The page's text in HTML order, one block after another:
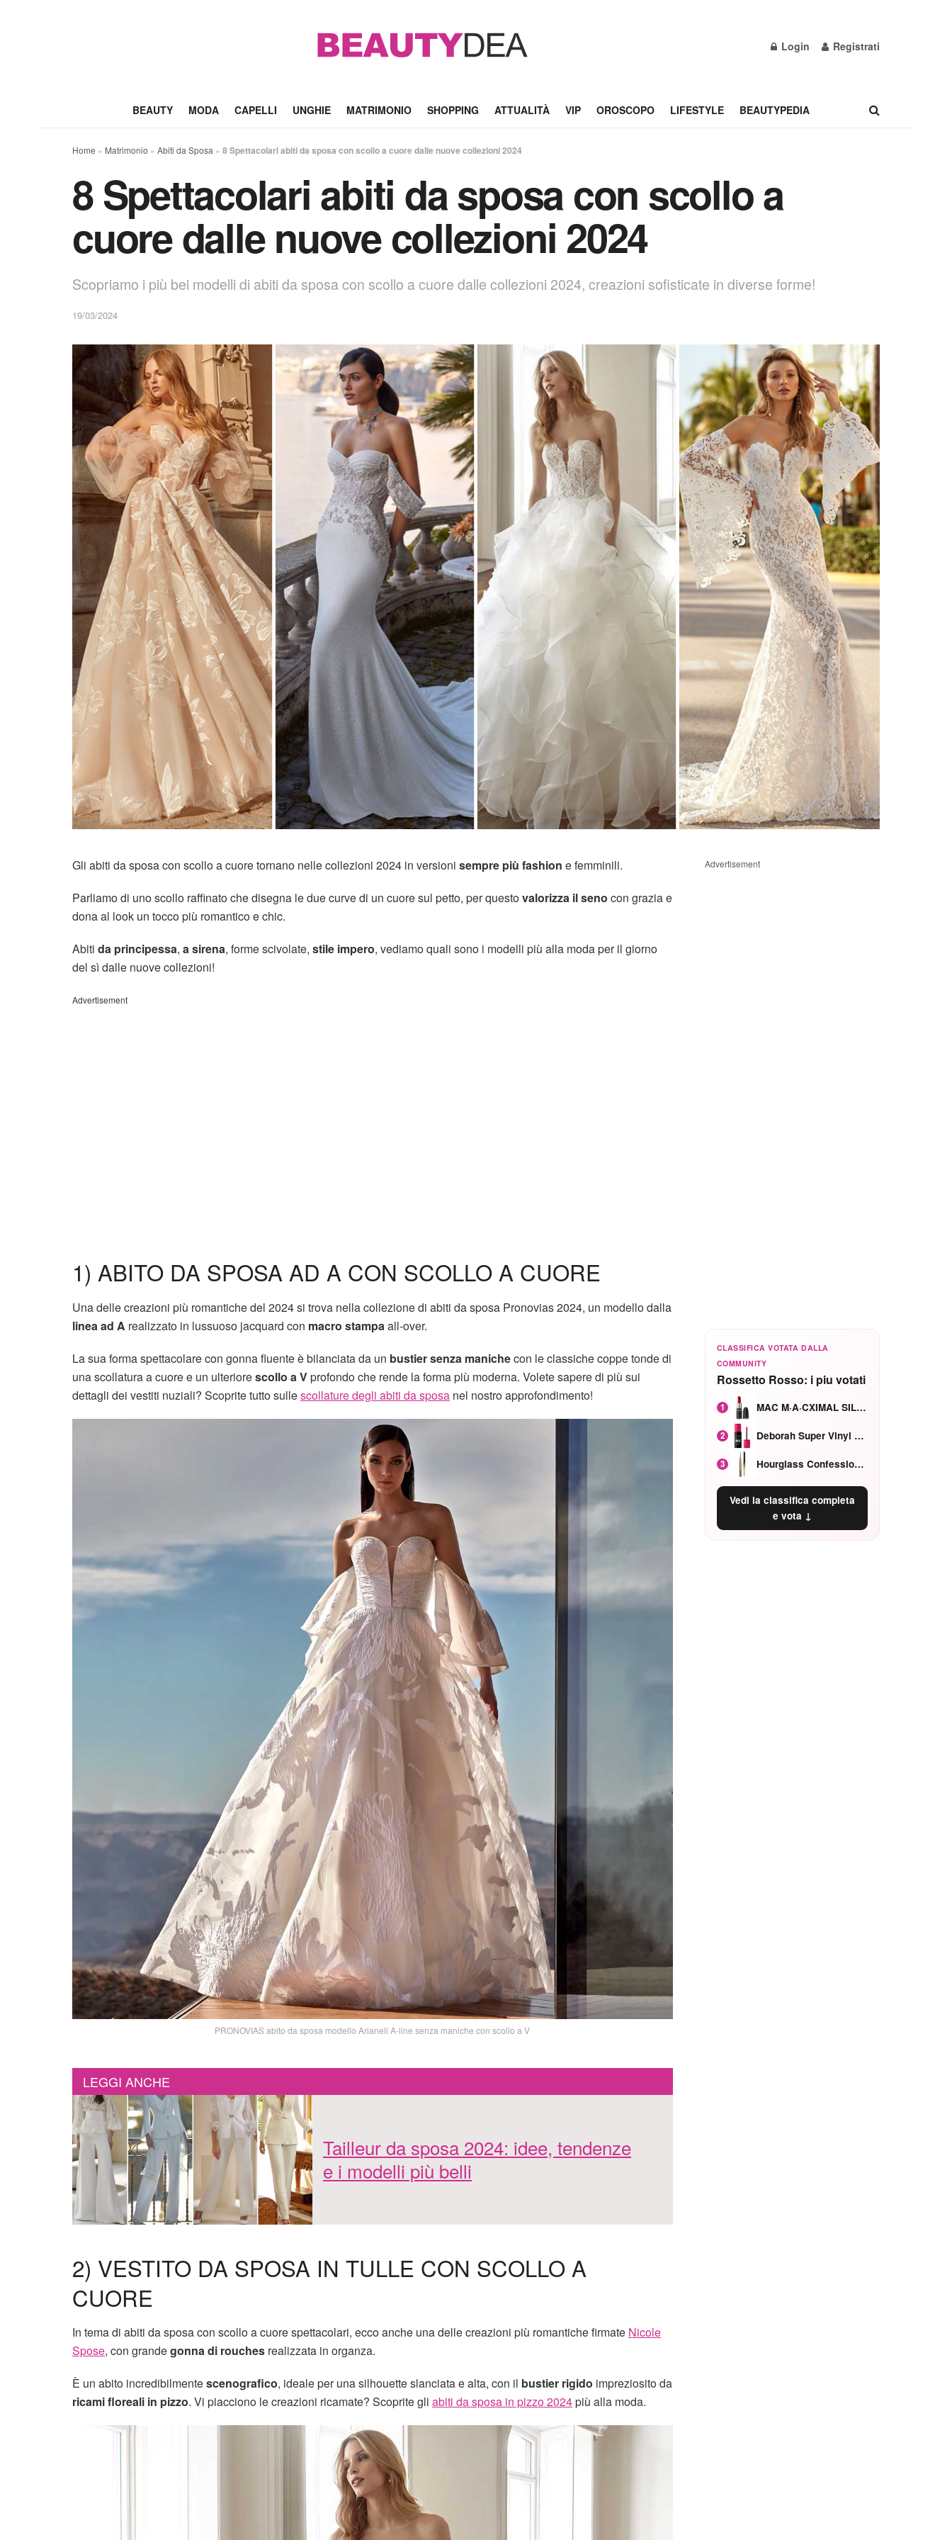
Login Registrati
BEAUTY MODA CAPELLI UNGHIE MATRIMONIO SHOPPING ATTUALITÀ VIP OROSCOPO LIFESTYLE BEAUTYPEDIA
Home » Matrimonio » Abiti da Sposa » 8 Spettacolari abiti da sposa con scollo a cuore dalle nuove collezioni 2024
8 Spettacolari abiti da sposa con scollo a
cuore dalle nuove collezioni 2024
Scopriamo i più bei modelli di abiti da sposa con scollo a cuore dalle collezioni 2024, creazioni sofisticate in diverse forme!
19/03/2024
Gli abiti da sposa con scollo a cuore tornano nelle collezioni 2024 in versioni sempre più fashion e femminili.
Parliamo di uno scollo raffinato che disegna le due curve di un cuore sul petto, per questovalorizza il seno con grazia e
dona al look un tocco più romantico e chic.
Abiti da principessa, a sirena, forme scivolate, stile impero, vediamo quali sono i modelli più alla moda per il giorno
del sì dalle nuove collezioni!
Advertisement
1) ABITO DA SPOSA AD A CON SCOLLO A CUORE
Una delle creazioni più romantiche del 2024 si trova nella collezione di abiti da sposa Pronovias 2024, un modello dalla
linea ad A realizzato in lussuoso jacquard con macro stampaall-over.
La sua forma spettacolare con gonna fluente è bilanciata da un bustier senza manichecon le classiche coppe tonde di
una scollatura a cuore e un ulteriorescollo a Vprofondo che rende la forma più moderna. Volete sapere di più sui
dettagli dei vestiti nuziali? Scoprite tutto sullescollature degli abiti da sposa nel nostro approfondimento!
PRONOVIAS abito da sposa modello Arianell A-line senza maniche con scollo a V
LEGGI ANCHE
Tailleur da sposa 2024: idee, tendenze
e i modelli più belli
2) VESTITO DA SPOSA IN TULLE CON SCOLLO A
CUORE
In tema di abiti da sposa con scollo a cuore spettacolari, ecco anche una delle creazioni più romantiche firmate Nicole
Spose, con grandegonna di rouches realizzata in organza.
È un abito incredibilmentescenografico, ideale per una silhouette slanciata e alta, con il bustier rigido impreziosito da
ricami floreali in pizzo. Vi piacciono le creazioni ricamate? Scoprite gli abiti da sposa in pizzo 2024più alla moda.
Advertisement
CLASSIFICA VOTATA DALLA
COMMUNITY
Rossetto Rosso: i piu votati
1 MAC M·A·CXIMAL SILKY MATTE Red Rock mat
2 Deborah Super Vinyl Shake Rosa Ciliegia
3 Hourglass Confession Ricaricabile Ultra Preciso Ad Alta Intensità Secretly Classic Red
Vedi la classifica completa
e vota ↓